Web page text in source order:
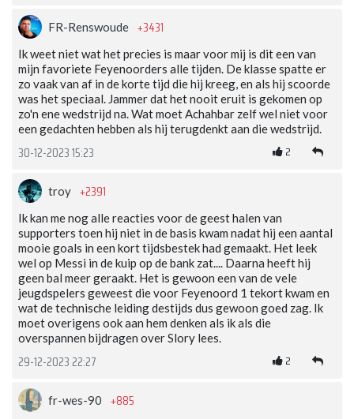
FR-Renswoude +3431
Ik weet niet wat het precies is maar voor mij is dit een van
mijn favoriete Feyenoorders alle tijden. De klasse spatte er
zo vaak van af in de korte tijd die hij kreeg, en als hij scoorde
was het speciaal. Jammer dat het nooit eruit is gekomen op
zo'n ene wedstrijd na. Wat moet Achahbar zelf wel niet voor
een gedachten hebben als hij terugdenkt aan die wedstrijd.
30-12-2023 15:23 2
troy +2391
Ik kan me nog alle reacties voor de geest halen van
supporters toen hij niet in de basis kwam nadat hij een aantal
mooie goals in een kort tijdsbestek had gemaakt. Het leek
wel op Messi in de kuip op de bank zat.... Daarna heeft hij
geen bal meer geraakt. Het is gewoon een van de vele
jeugdspelers geweest die voor Feyenoord 1 tekort kwam en
wat de technische leiding destijds dus gewoon goed zag. Ik
moet overigens ook aan hem denken als ik als die
overspannen bijdragen over Slory lees.
29-12-2023 22:27 2
fr-wes-90 +885